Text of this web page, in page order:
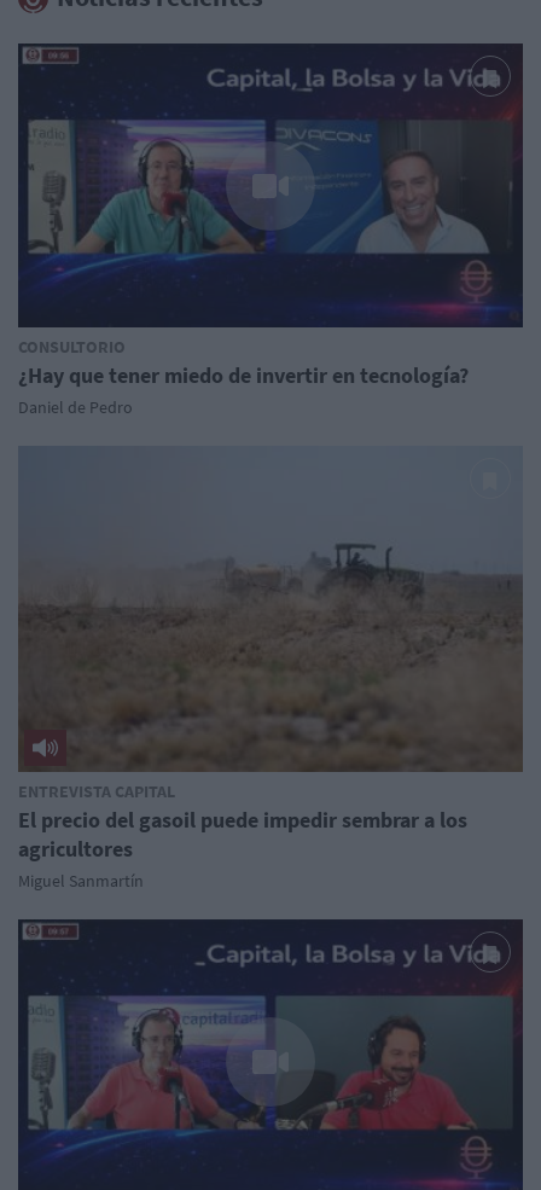
CONSULTORIO
¿Hay que tener miedo de invertir en tecnología?
Daniel de Pedro
ENTREVISTA CAPITAL
El precio del gasoil puede impedir sembrar a los
agricultores
Miguel Sanmartín